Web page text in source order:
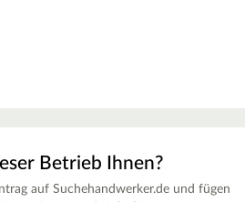
Betrieb Ihnen?
auf Suchehandwerker.de und fügen